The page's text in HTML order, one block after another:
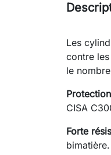
Les
contre
le
CISA
Forte
bimatière.